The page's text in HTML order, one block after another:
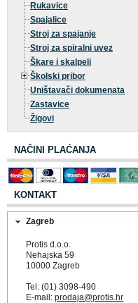
Rukavice
Spajalice
Stroj za spajanje
Stroj za spiralni uvez
Škare i skalpeli
Školski pribor
Uništavači dokumenata
Zastavice
Žigovi
NAČINI PLAĆANJA
KONTAKT
Zagreb
Protis d.o.o.
Nehajska 59
10000 Zagreb
Tel: (01) 3098-490
E-mail:prodaja@protis.hr